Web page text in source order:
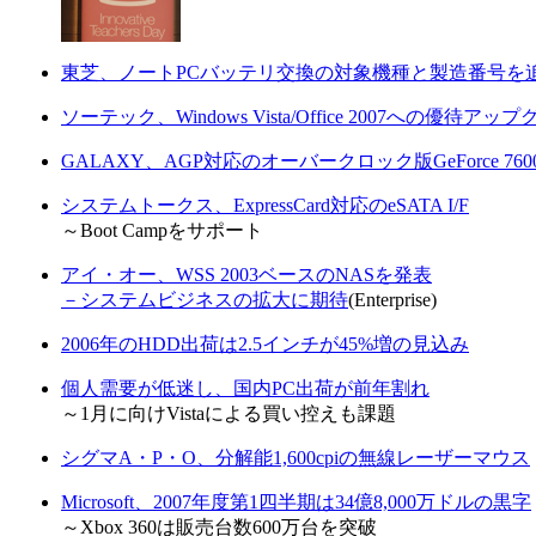
東芝、ノートPCバッテリ交換の対象機種と製造番号を
ソーテック、Windows Vista/Office 2007への優待アップ
GALAXY、AGP対応のオーバークロック版GeForce
システムトークス、ExpressCard対応のeSATA I/F
～Boot Campをサポート
アイ・オー、WSS 2003ベースのNASを発表
－システムビジネスの拡大に期待(Enterprise)
2006年のHDD出荷は2.5インチが45%増の見込み
個人需要が低迷し、国内PC出荷が前年割れ
～1月に向けVistaによる買い控えも課題
シグマA・P・O、分解能1,600cpiの無線レーザーマウス
Microsoft、2007年度第1四半期は34億8,000万ドルの黒字
～Xbox 360は販売台数600万台を突破